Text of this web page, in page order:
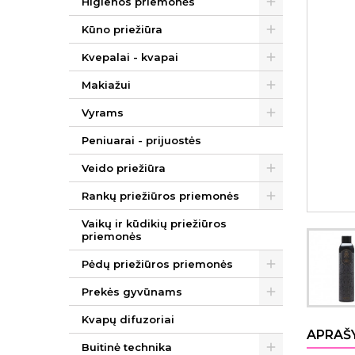
Kūno priežiūra
Kvepalai - kvapai
Makiažui
Vyrams
Peniuarai - prijuostės
Veido priežiūra
Rankų priežiūros priemonės
Vaikų ir kūdikių priežiūros
priemonės
Pėdų priežiūros priemonės
Prekės gyvūnams
Kvapų difuzoriai
Buitinė technika